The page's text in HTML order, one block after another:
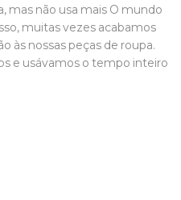
mas não usa mais O mundo
muitas vezes acabamos
às nossas peças de roupa.
e usávamos o tempo inteiro